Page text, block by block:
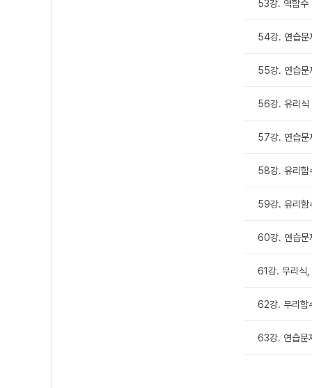
53강. 역함수
54강. 연습문
55강. 연습문
56강. 유리식
57강. 연습문
58강. 유리함
59강. 유리함
60강. 연습문
61강. 무리식,
62강. 무리함
63강. 연습